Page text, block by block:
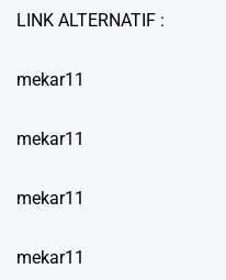
LINK ALTERNATIF :
mekar11
mekar11
mekar11
mekar11